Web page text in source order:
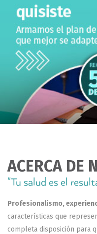
ACERCA DE
"Tu salud es el
Profesionalismo,
características que
completa disposición para